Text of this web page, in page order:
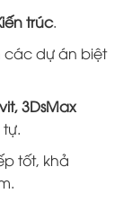
trúc.
các dự án biệt
3DsMax
tốt, khả